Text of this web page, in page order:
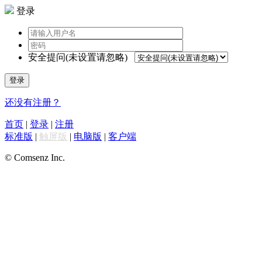
登录
安全提问(未设置请忽略)
登录
还没有注册？
首页 | 登录 | 注册
标准版 | 触屏版 | 电脑版 | 客户端
© Comsenz Inc.